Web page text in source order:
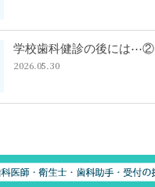
学校歯科健診の後には⋯②
2026.05.30